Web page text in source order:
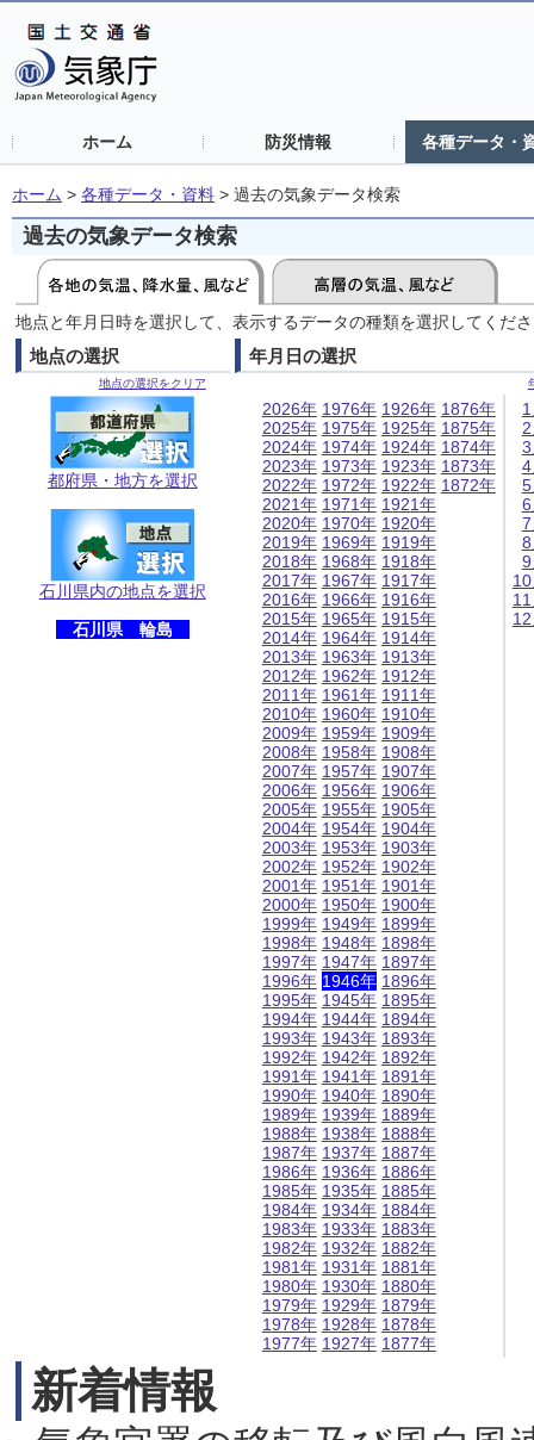
ホーム 防災情報 各種データ・
ホーム > 各種データ・資料 > 過去の気象データ検索
過去の気象データ検索
地点と年月日時を選択して、表示するデータの種類を選択してくだ
地点の選択
地点の選択をクリア
都府県・地方を選択
石川県内の地点を選択
石川県 輪島
年月日の選択
2026年
2025年
2024年
2023年
2022年
2021年
2020年
2019年
2018年
2017年
2016年
2015年
2014年
2013年
2012年
2011年
2010年
2009年
2008年
2007年
2006年
2005年
2004年
2003年
2002年
2001年
2000年
1999年
1998年
1997年
1996年
1995年
1994年
1993年
1992年
1991年
1990年
1989年
1988年
1987年
1986年
1985年
1984年
1983年
1982年
1981年
1980年
1979年
1978年
1977年
1976年
1975年
1974年
1973年
1972年
1971年
1970年
1969年
1968年
1967年
1966年
1965年
1964年
1963年
1962年
1961年
1960年
1959年
1958年
1957年
1956年
1955年
1954年
1953年
1952年
1951年
1950年
1949年
1948年
1947年
1946年
1945年
1944年
1943年
1942年
1941年
1940年
1939年
1938年
1937年
1936年
1935年
1934年
1933年
1932年
1931年
1930年
1929年
1928年
1927年
1926年
1925年
1924年
1923年
1922年
1921年
1920年
1919年
1918年
1917年
1916年
1915年
1914年
1913年
1912年
1911年
1910年
1909年
1908年
1907年
1906年
1905年
1904年
1903年
1902年
1901年
1900年
1899年
1898年
1897年
1896年
1895年
1894年
1893年
1892年
1891年
1890年
1889年
1888年
1887年
1886年
1885年
1884年
1883年
1882年
1881年
1880年
1879年
1878年
1877年
1876年
1875年
1874年
1873年
1872年
新着情報